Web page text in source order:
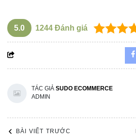
5.0 1244 Đánh giá
TÁC GIẢ SUDO ECOMMERCE
ADMIN
BÀI VIẾT TRƯỚC